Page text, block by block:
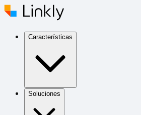
Características
Soluciones